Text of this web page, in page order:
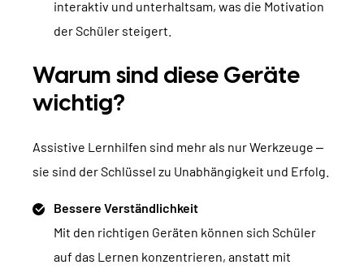
interaktiv und unterhaltsam, was die Motivation
der Schüler steigert.
Warum sind diese Geräte
wichtig?
Assistive Lernhilfen sind mehr als nur Werkzeuge –
sie sind der Schlüssel zu Unabhängigkeit und Erfolg.
Bessere Verständlichkeit
Mit den richtigen Geräten können sich Schüler
auf das Lernen konzentrieren, anstatt mit